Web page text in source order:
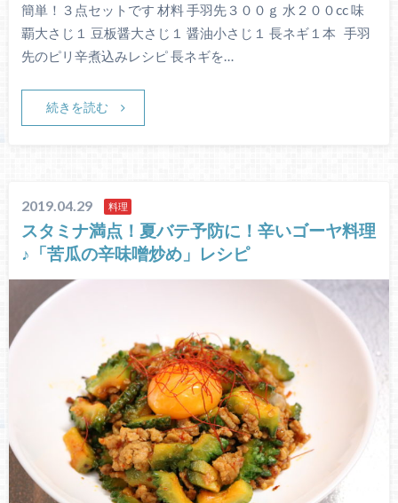
簡単！３点セットです 材料 手羽先３００ｇ 水２００cc 味
覇大さじ１ 豆板醤大さじ１ 醤油小さじ１ 長ネギ１本 手羽
先のピリ辛煮込みレシピ 長ネギを…
続きを読む
2019.04.29 料理
スタミナ満点！夏バテ予防に！辛いゴーヤ料理
♪「苦瓜の辛味噌炒め」レシピ